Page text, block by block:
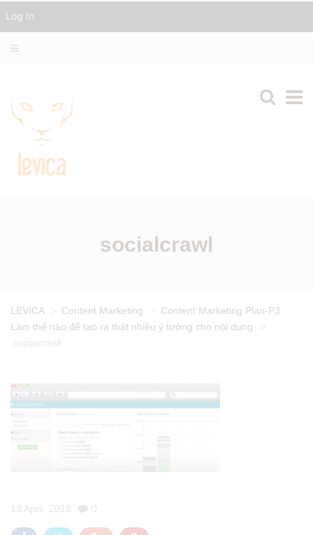
socialcrawl
LEVICA > Content Marketing >
Content Marketing Plan-P3:
Làm thế nào để tạo ra thật nhiều ý tưởng cho nội dung
>
socialcrawl
13 April, 2018 0
Log In